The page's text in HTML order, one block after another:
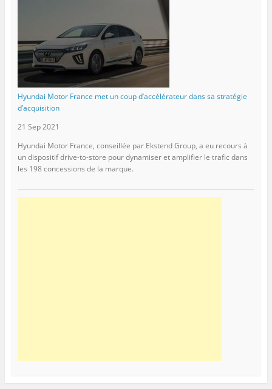
Hyundai Motor France met un coup d’accélérateur dans sa stratégie
d’acquisition
21 Sep 2021
Hyundai Motor France, conseillée par Ekstend Group, a eu recours à
un dispositif drive-to-store pour dynamiser et amplifier le trafic dans
les 198 concessions de la marque.